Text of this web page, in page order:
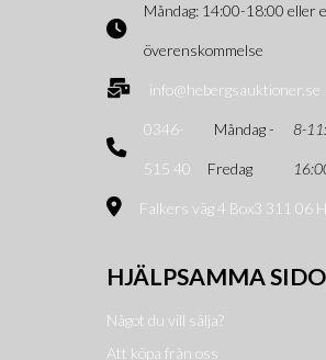
Måndag: 14:00-18:00 eller
överenskommelse
info@hebergsauktioner.se
0346-
515 40
Måndag -
Fredag
8-
Falkers väg 4 Box3 311 06
HJÄLPSAMMA
Något du vill sälja?
Att köpa från oss